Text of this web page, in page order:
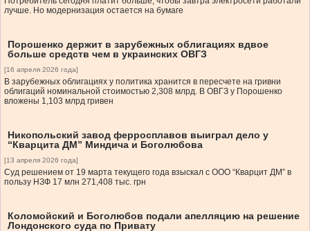
лучше. Но модернизация остается на бумаге
Порошенко держит в зарубежных облигациях вдвое
больше средств чем в украинских ОВГЗ
[16 апреля 2026 года]
В зарубежных облигациях у политика хранится в пересчете на гривни
облигаций номинальной стоимостью 2,308 млрд. В ОВГЗ у Порошенко
вложены 1,103 млрд гривен
Никопольский завод ферросплавов выиграл дело у
“Кварцита ДМ” Миндича и Боголюбова
[13 апреля 2026 года]
Суд решением от 19 марта текущего года взыскал с ООО “Кварцит ДМ” в
пользу НЗФ 17 млн 271,408 тыс. грн
Коломойский и Боголюбов подали апелляцию на решение
Лондонского суда по Привату